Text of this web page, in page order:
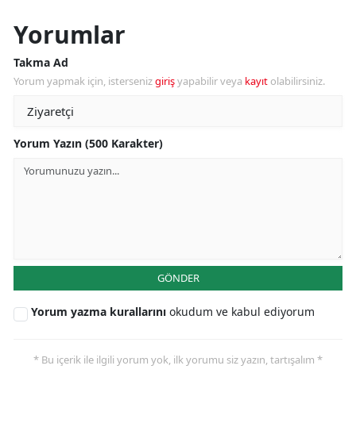
Yorumlar
Takma Ad
Yorum yapmak için, istersenizgirişyapabilir veya kayıt olabilirsiniz.
Yorum Yazın (500 Karakter)
GÖNDER
Yorum yazma kurallarını okudum ve kabul ediyorum
* Bu içerik ile ilgili yorum yok, ilk yorumu siz yazın, tartışalım *